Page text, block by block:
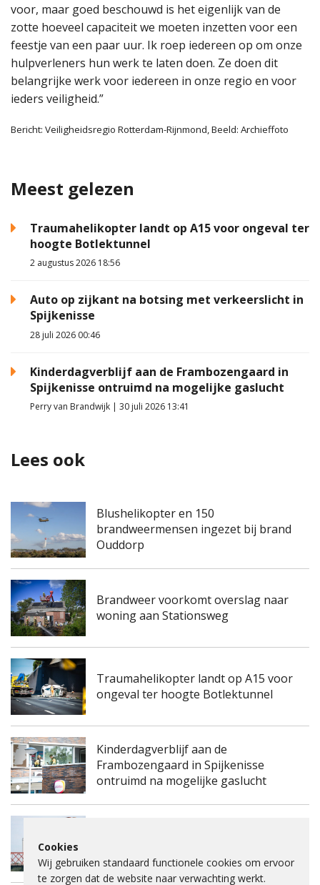
voor, maar goed beschouwd is het eigenlijk van de
zotte hoeveel capaciteit we moeten inzetten voor een
feestje van een paar uur. Ik roep iedereen op om onze
hulpverleners hun werk te laten doen. Ze doen dit
belangrijke werk voor iedereen in onze regio en voor
ieders veiligheid.”
Bericht: Veiligheidsregio Rotterdam-Rijnmond, Beeld: Archieffoto
Meest gelezen
Traumahelikopter landt op A15 voor ongeval ter
hoogte Botlektunnel
2 augustus 2026 18:56
Auto op zijkant na botsing met verkeerslicht in
Spijkenisse
28 juli 2026 00:46
Kinderdagverblijf aan de Frambozengaard in
Spijkenisse ontruimd na mogelijke gaslucht
Perry van Brandwijk | 30 juli 2026 13:41
Lees ook
Blushelikopter en 150
brandweermensen ingezet bij brand
Ouddorp
Brandweer voorkomt overslag naar
woning aan Stationsweg
Traumahelikopter landt op A15 voor
ongeval ter hoogte Botlektunnel
Kinderdagverblijf aan de
Frambozengaard in Spijkenisse
ontruimd na mogelijke gaslucht
Cookies
Wij gebruiken standaard functionele cookies om ervoor
te zorgen dat de website naar verwachting werkt.